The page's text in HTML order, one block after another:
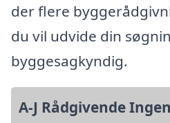
der flere
du vil udvide din
byggesagkyndig.
A-J Rådgivende